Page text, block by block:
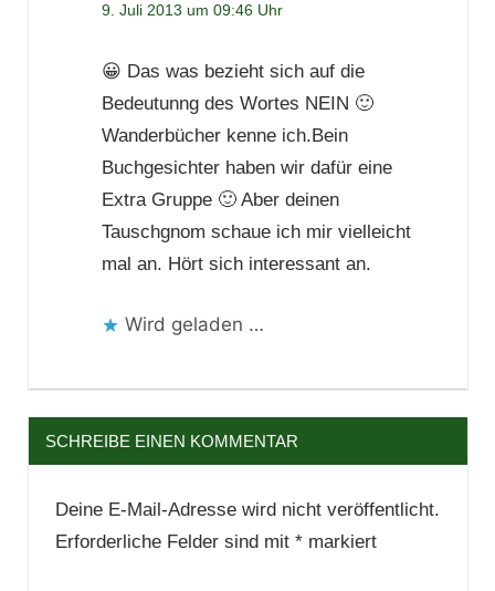
9. Juli 2013 um 09:46 Uhr
😀 Das was bezieht sich auf die
Bedeutunng des Wortes NEIN 🙂
Wanderbücher kenne ich.Bein
Buchgesichter haben wir dafür eine
Extra Gruppe 🙂 Aber deinen
Tauschgnom schaue ich mir vielleicht
mal an. Hört sich interessant an.
Wird geladen …
SCHREIBE EINEN KOMMENTAR
Deine E-Mail-Adresse wird nicht veröffentlicht.
Erforderliche Felder sind mit *markiert